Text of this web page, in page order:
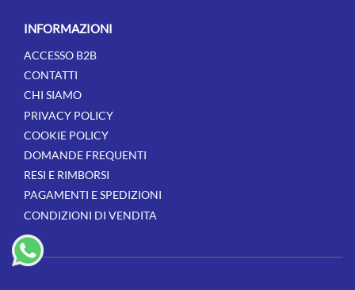
INFORMAZIONI
ACCESSO B2B
CONTATTI
CHI SIAMO
PRIVACY POLICY
COOKIE POLICY
DOMANDE FREQUENTI
RESI E RIMBORSI
PAGAMENTI E SPEDIZIONI
CONDIZIONI DI VENDITA